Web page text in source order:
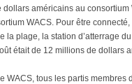
américains au consortium
WACS. Pour être
plage, la station d’atterrage
était de 12 millions de dollars
WACS, tous les partis membres